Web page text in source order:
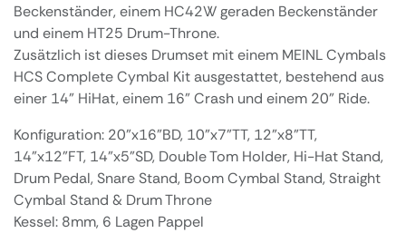
Beckenständer, einem HC42W geraden Beckenständer
und einem HT25 Drum-Throne.
Zusätzlich ist dieses Drumset mit einem MEINL Cymbals
HCS Complete Cymbal Kit ausgestattet, bestehend aus
einer 14" HiHat, einem 16" Crash und einem 20" Ride.
Konfiguration: 20"x16"BD, 10"x7"TT, 12"x8"TT,
14"x12"FT, 14"x5"SD, Double Tom Holder, Hi-Hat Stand,
Drum Pedal, Snare Stand, Boom Cymbal Stand, Straight
Cymbal Stand & Drum Throne
Kessel: 8mm, 6 Lagen Pappel